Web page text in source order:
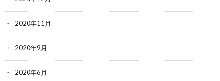
2020年11月
2020年9月
2020年6月